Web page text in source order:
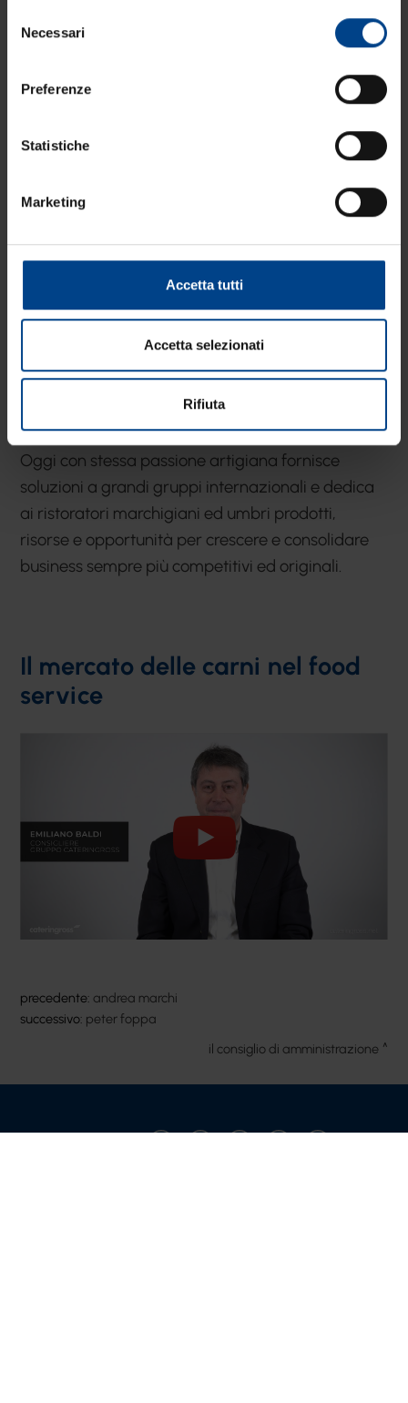
delNecessari
Preferenze
Statistiche
Marketing
Accetta tutti
Accetta selezionati
Rifiuta
dell’azienda di famiglia Baldi Food di Jesi (AN).
accoglie ed esprime tutta l’esperienza di un’epica
aziendale iniziata nel 1965 ed evoluta con
determinazione in conoscenze e volumi
Oggi con stessa passione artigiana fornisce
soluzioni a grandi gruppi internazionali e dedica
ai ristoratori marchigiani ed umbri prodotti,
risorse e opportunità per crescere e consolidare
business sempre più competitivi ed originali.
Il mercato delle carni nel food
service
precedente: andrea marchi
successivo: peter foppa
il consiglio di amministrazione